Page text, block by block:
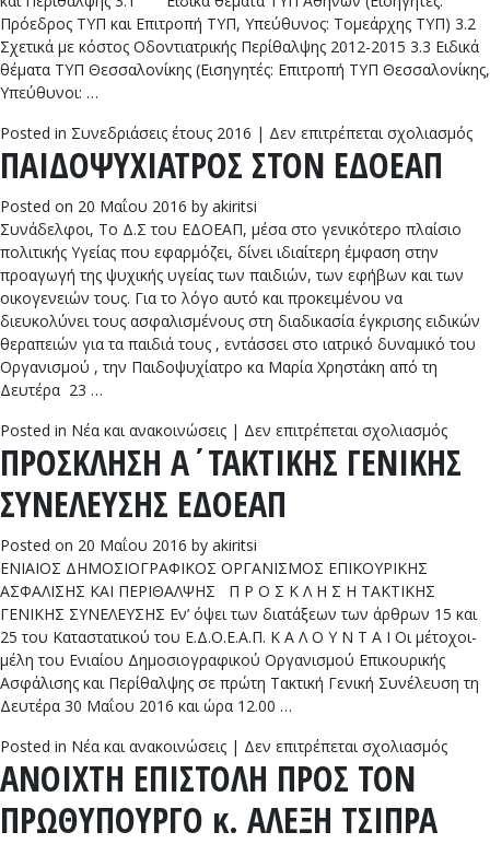
Πρόεδρος ΤΥΠ και Επιτροπή ΤΥΠ, Υπεύθυνος: Τομεάρχης ΤΥΠ) 3.2
Σχετικά με κόστος Οδοντιατρικής Περίθαλψης 2012-2015 3.3 Ειδικά
θέματα ΤΥΠ Θεσσαλονίκης (Εισηγητές: Επιτροπή ΤΥΠ Θεσσαλονίκης,
Υπεύθυνοι: …
Posted in Συνεδριάσεις έτους 2016 | Δεν επιτρέπεται σχολιασμός
3-
ΠΑΙΔΟΨΥΧΙΑΤΡΟΣ ΣΤΟΝ ΕΔΟΕΑΠ
Posted on 20 Μαΐου 2016 by akiritsi
Συνάδελφοι, Το Δ.Σ του ΕΔΟΕΑΠ, μέσα στο γενικότερο πλαίσιο
πολιτικής Υγείας που εφαρμόζει, δίνει ιδιαίτερη έμφαση στην
προαγωγή της ψυχικής υγείας των παιδιών, των εφήβων και των
οικογενειών τους. Για το λόγο αυτό και προκειμένου να
διευκολύνει τους ασφαλισμένους στη διαδικασία έγκρισης ειδικών
θεραπειών για τα παιδιά τους , εντάσσει στο ιατρικό δυναμικό του
Οργανισμού , την Παιδοψυχίατρο κα Μαρία Χρηστάκη από τη
Δευτέρα 23 …
Posted in Νέα και ανακοινώσεις | Δεν επιτρέπεται σχολιασμόςστο
ΣΤΟΝ
ΠΡΟΣΚΛΗΣΗ Α΄ΤΑΚΤΙΚΗΣ ΓΕΝΙΚΗΣ
ΣΥΝΕΛΕΥΣΗΣ ΕΔΟΕΑΠ
Posted on 20 Μαΐου 2016 by akiritsi
ΕΝΙΑΙΟΣ ΔΗΜΟΣΙΟΓΡΑΦΙΚΟΣ ΟΡΓΑΝΙΣΜΟΣ ΕΠΙΚΟΥΡΙΚΗΣ
ΑΣΦΑΛΙΣΗΣ ΚΑΙ ΠΕΡΙΘΑΛΨΗΣ Π Ρ Ο Σ Κ Λ Η Σ Η ΤΑΚΤΙΚΗΣ
ΓΕΝΙΚΗΣ ΣΥΝΕΛΕΥΣΗΣ Εν’ όψει των διατάξεων των άρθρων 15 και
25 του Καταστατικού του Ε.Δ.Ο.Ε.Α.Π. Κ Α Λ Ο Υ Ν Τ Α Ι Οι μέτοχοι-
μέλη του Ενιαίου Δημοσιογραφικού Οργανισμού Επικουρικής
Ασφάλισης και Περίθαλψης σε πρώτη Τακτική Γενική Συνέλευση τη
Δευτέρα 30 Μαΐου 2016 και ώρα 12.00 …
Posted in Νέα και ανακοινώσεις | Δεν επιτρέπεται σχολιασμόςστο
ΑΝΟΙΧΤΗ ΕΠΙΣΤΟΛΗ ΠΡΟΣ ΤΟΝ
ΠΡΩΘΥΠΟΥΡΓΟ κ. ΑΛΕΞΗ ΤΣΙΠΡΑ